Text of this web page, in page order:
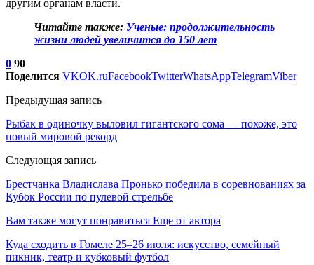
другим органам власти.
Читайте также: Ученые: продолжительность
жизни людей увеличится до 150 лет
0 90
Поделится VKOK.ruFacebookTwitterWhatsAppTelegramViber
Предыдущая запись
Рыбак в одиночку выловил гигантского сома — похоже, это
новый мировой рекорд
Следующая запись
Брестчанка Владислава Пронько победила в соревнованиях за
Кубок России по пулевой стрельбе
Вам также могут понравиться Еще от автора
Куда сходить в Гомеле 25–26 июля: искусство, семейный
пикник, театр и кубковый футбол